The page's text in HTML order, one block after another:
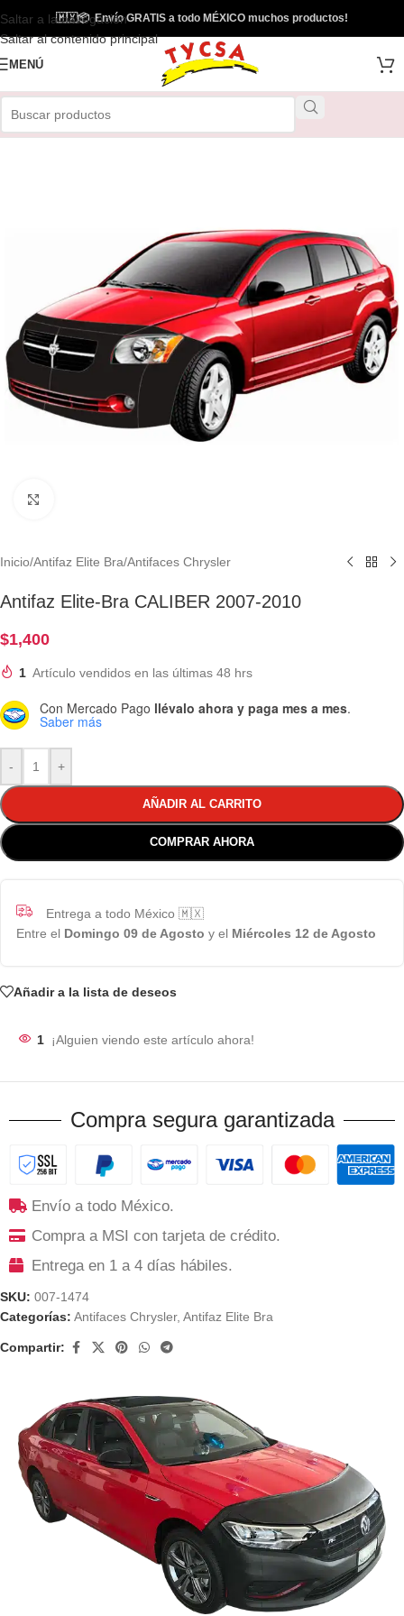
Saltar a la navegación
Saltar al contenido principal
🇲🇽📦Envío GRATIS a todo MÉXICO muchos productos!
MENÚ
Inicio/Antifaz Elite Bra/Antifaces Chrysler
Antifaz Elite-Bra CALIBER 2007-2010
$1,400
1 Artículo vendidos en las últimas 48 hrs
Con Mercado Pago llévalo ahora y paga mes a mes.
Saber más
- +
AÑADIR AL CARRITO
COMPRAR AHORA
Entrega a todo México 🇲🇽
Entre el Domingo 09 de Agosto y el Miércoles 12 de Agosto
Añadir a la lista de deseos
1 ¡Alguien viendo este artículo ahora!
Compra segura garantizada
Envío a todo México.
Compra a MSI con tarjeta de crédito.
Entrega en 1 a 4 días hábiles.
SKU: 007-1474
Categorías: Antifaces Chrysler, Antifaz Elite Bra
Compartir: